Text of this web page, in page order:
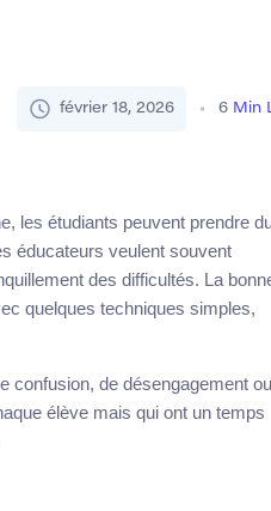
février 18, 2026 6 Min
les étudiants peuvent prendre
éducateurs veulent souvent
des difficultés. La
quelques techniques simples,
confusion, de désengagement ou
élève mais qui ont un temps